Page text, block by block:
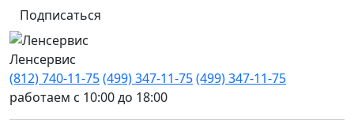
Подписаться
Ленсервис
(812) 740-11-75(499) 347-11-75(499) 347-11-75
работаем с 10:00 до 18:00